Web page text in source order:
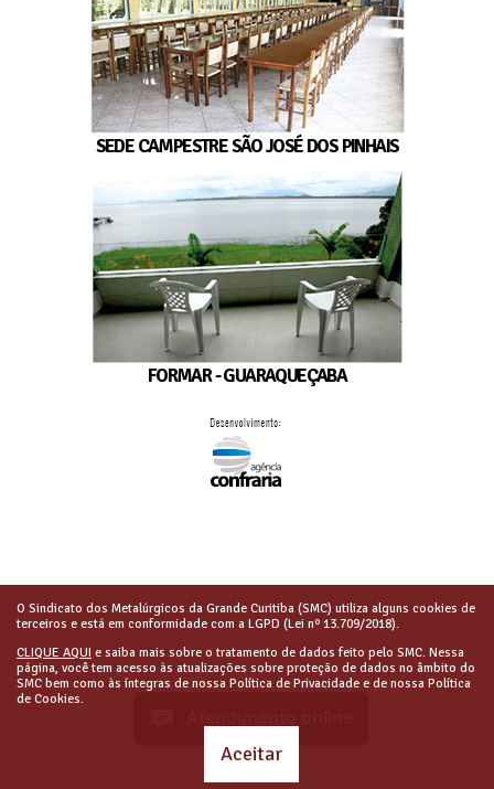
SEDE CAMPESTRE SÃO JOSÉ DOS PINHAIS
FORMAR - GUARAQUEÇABA
O Sindicato dos Metalúrgicos da Grande Curitiba (SMC) utiliza alguns cookies de
terceiros e está em conformidade com a LGPD (Lei nº 13.709/2018).
CLIQUE AQUI e saiba mais sobre o tratamento de dados feito pelo SMC. Nessa
página, você tem acesso às atualizações sobre proteção de dados no âmbito do
SMC bem como às íntegras de nossa Política de Privacidade e de nossa Política
de Cookies.
Aceitar